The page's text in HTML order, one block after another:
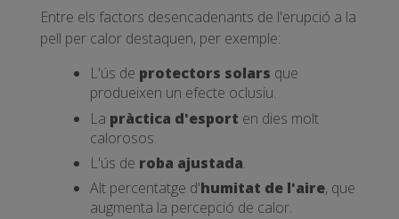
Entre els factors desencadenants de l'erupció a la
pell per calor destaquen, per exemple:
L'ús de protectors solars que
produeixen un efecte oclusiu.
La pràctica d'esport en dies molt
calorosos.
L'ús de roba ajustada.
Alt percentatge d'humitat de l'aire, que
augmenta la percepció de calor.